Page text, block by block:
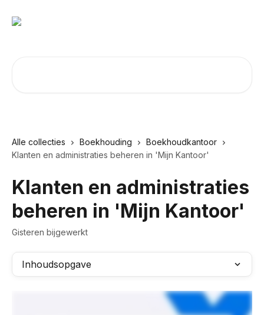
Alle collecties Boekhouding
Boekhoudkantoor
Klanten en administraties beheren in 'Mijn Kantoor'
Klanten en administraties
beheren in 'Mijn Kantoor'
Gisteren bijgewerkt
Inhoudsopgave